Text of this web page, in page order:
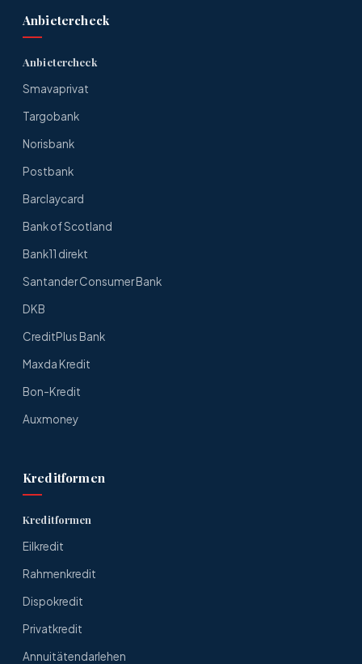
Anbietercheck
Anbietercheck
Smavaprivat
Targobank
Norisbank
Postbank
Barclaycard
Bank of Scotland
Bank11 direkt
Santander Consumer Bank
DKB
CreditPlus Bank
Maxda Kredit
Bon-Kredit
Auxmoney
Kreditformen
Kreditformen
Eilkredit
Rahmenkredit
Dispokredit
Privatkredit
Annuitätendarlehen